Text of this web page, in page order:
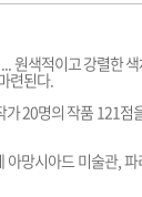
원색적이고 강렬한
련된다.
20명의 작품 121점
망시아드 미술관,